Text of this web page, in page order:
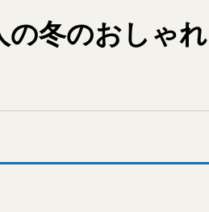
の冬のおしゃ